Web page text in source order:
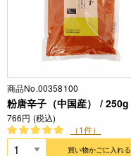
商品No.00358100
粉唐辛子（中国産） / 250g
766円 (税込)
（1件）
買い物かごに入れる